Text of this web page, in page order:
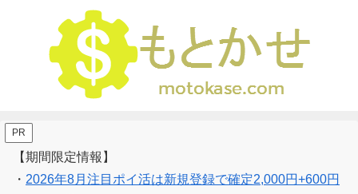
PR
【期間限定情報】
・ 2026年8月注目ポイ活は新規登録で確定2,000円+600円